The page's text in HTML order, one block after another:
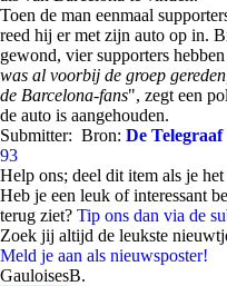
Toen de man eenmaal
reed hij er met zijn auto op in.
gewond, vier supporters
was al voorbij de groep
de Barcelona-fans", zegt een
de auto is aangehouden.
Submitter: Bron: De Telegraaf
93
Help ons; deel dit item als je
Heb je een leuk of interessant
terug ziet? Tip ons dan via de
Zoek jij altijd de leukste
Meld je aan als nieuwsposter!
GauloisesB.